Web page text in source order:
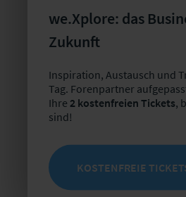
we.Xplore: das
Zukunft
Inspiration, Austausch und
Tag. Forenpartner
Ihre 2 kostenfreien Tickets,
sind!
KOSTENFREIE